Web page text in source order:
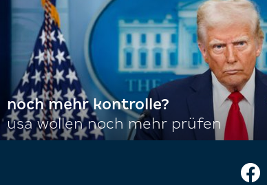
noch mehr kontrolle?
usa wollen noch mehr prüfen